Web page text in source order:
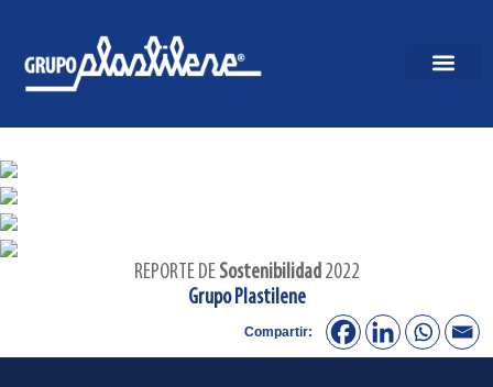
REPORTE DE Sostenibilidad2022
Grupo Plastilene
Compartir: